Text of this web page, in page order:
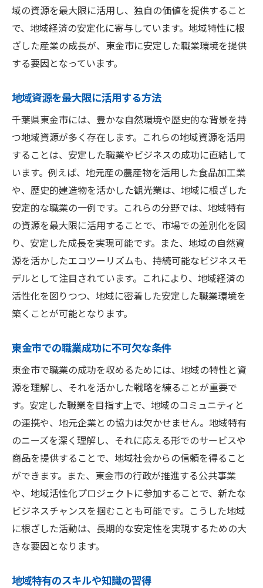
域の資源を最大限に活用し、独自の価値を提供すること
で、地域経済の安定化に寄与しています。地域特性に根
ざした産業の成長が、東金市に安定した職業環境を提供
する要因となっています。
地域資源を最大限に活用する方法
千葉県東金市には、豊かな自然環境や歴史的な背景を持
つ地域資源が多く存在します。これらの地域資源を活用
することは、安定した職業やビジネスの成功に直結して
います。例えば、地元産の農産物を活用した食品加工業
や、歴史的建造物を活かした観光業は、地域に根ざした
安定的な職業の一例です。これらの分野では、地域特有
の資源を最大限に活用することで、市場での差別化を図
り、安定した成長を実現可能です。また、地域の自然資
源を活かしたエコツーリズムも、持続可能なビジネスモ
デルとして注目されています。これにより、地域経済の
活性化を図りつつ、地域に密着した安定した職業環境を
築くことが可能となります。
東金市での職業成功に不可欠な条件
東金市で職業の成功を収めるためには、地域の特性と資
源を理解し、それを活かした戦略を練ることが重要で
す。安定した職業を目指す上で、地域のコミュニティと
の連携や、地元企業との協力は欠かせません。地域特有
のニーズを深く理解し、それに応える形でのサービスや
商品を提供することで、地域社会からの信頼を得ること
ができます。また、東金市の行政が推進する公共事業
や、地域活性化プロジェクトに参加することで、新たな
ビジネスチャンスを掴むことも可能です。こうした地域
に根ざした活動は、長期的な安定性を実現するための大
きな要因となります。
地域特有のスキルや知識の習得